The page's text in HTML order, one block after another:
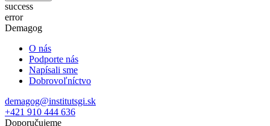
success
error
Demagog
O nás
Podporte nás
Napísali sme
Dobrovoľníctvo
demagog@institutsgi.sk
+421 910 444 636
Doporučujeme